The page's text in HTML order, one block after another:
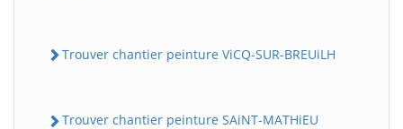
Trouver chantier peinture ViCQ-SUR-BREUiLH
Trouver chantier peinture SAiNT-MATHiEU